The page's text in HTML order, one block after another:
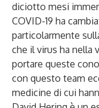
diciotto mesi
COVID-19 ha
particolarmente
che il virus ha nella
portare queste
con questo team
medicine di cui